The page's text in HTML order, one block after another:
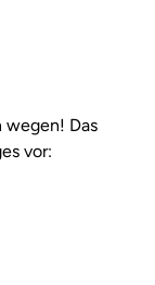
wegen! Das
vor: